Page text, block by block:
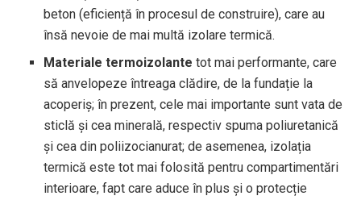
beton (eficiență în procesul de construire), care au
însă nevoie de mai multă izolare termică.
Materiale termoizolante tot mai performante, care
să anvelopeze întreaga clădire, de la fundație la
acoperiș; în prezent, cele mai importante sunt vata de
sticlă și cea minerală, respectiv spuma poliuretanică
și cea din poliizocianurat; de asemenea, izolația
termică este tot mai folosită pentru compartimentări
interioare, fapt care aduce în plus și o protecție